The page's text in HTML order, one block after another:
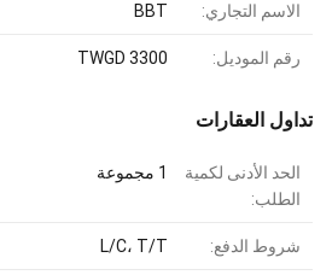
الاسم التجاري: BBT
رقم الموديل: TWGD 3300
تداول العقارات
الحد الأدنى لكمية
الطلب:
1 مجموعة
شروط الدفع: L/C، T/T